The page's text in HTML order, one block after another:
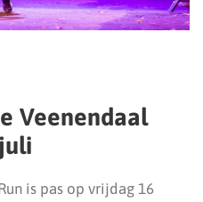
Veenendaal
is pas op vrijdag 16